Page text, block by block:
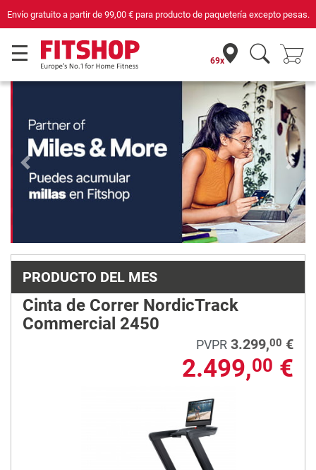
excepto pesas. Compra con seguridad en Fitshop, comercio con sello
69x
Previous Next
PRODUCTO DEL MES
Cinta de Correr NordicTrack
Commercial 2450
PVPR 3.299,00 €
2.499,00 €